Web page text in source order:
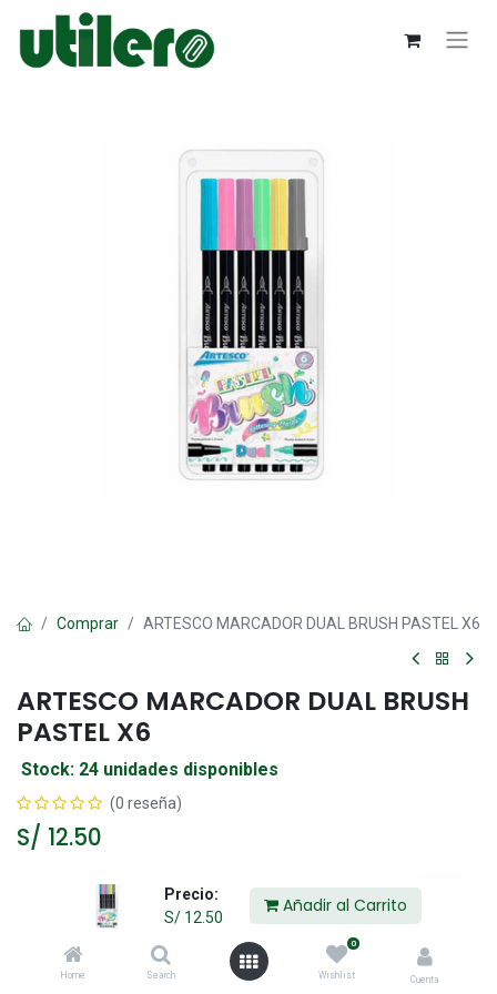
Precio:
S/ 12.50
Añadir al Carrito
Home Search
0
Wishlist Cuenta
Comprar ARTESCO MARCADOR DUAL BRUSH PASTEL X6
ARTESCO MARCADOR DUAL BRUSH
PASTEL X6
Stock: 24 unidades disponibles
(0 reseña)
S/ 12.50
Añadir al Carrito
Agregar a la lista de deseos